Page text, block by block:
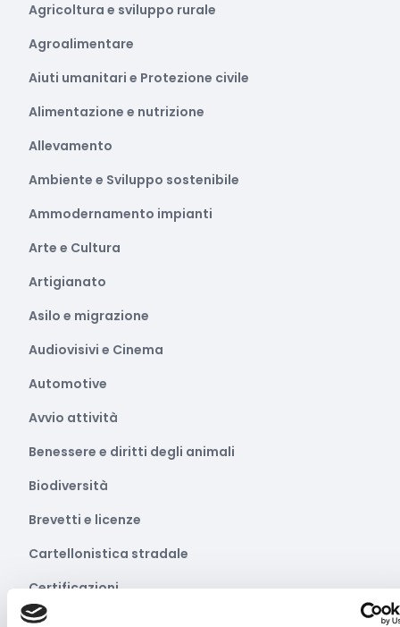
Agricoltura e sviluppo rurale
Agroalimentare
Aiuti umanitari e Protezione civile
Alimentazione e nutrizione
Allevamento
Ambiente e Sviluppo sostenibile
Ammodernamento impianti
Arte e Cultura
Artigianato
Asilo e migrazione
Audiovisivi e Cinema
Automotive
Avvio attività
Benessere e diritti degli animali
Biodiversità
Brevetti e licenze
Cartellonistica stradale
Certificazioni
Commercio